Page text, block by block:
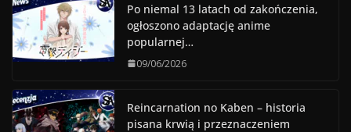
Po niemal 13 latach od zakończenia,
ogłoszono adaptację anime
popularnej…
09/06/2026
Reincarnation no Kaben – historia
pisana krwią i przeznaczeniem